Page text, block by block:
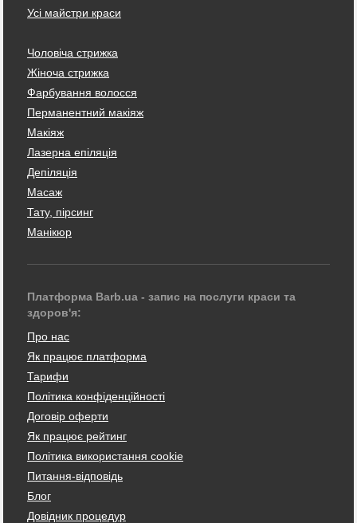
Усі майстри краси
Чоловіча стрижка
Жіноча стрижка
Фарбування волосся
Перманентний макіяж
Макіяж
Лазерна епіляція
Депіляція
Масаж
Тату, пірсинг
Манікюр
Платформа Barb.ua - запис на послуги краси та
здоров'я:
Про нас
Як працює платформа
Тарифи
Політика конфіденційності
Договір оферти
Як працює рейтинг
Політика використання cookie
Питання-відповідь
Блог
Довідник процедур